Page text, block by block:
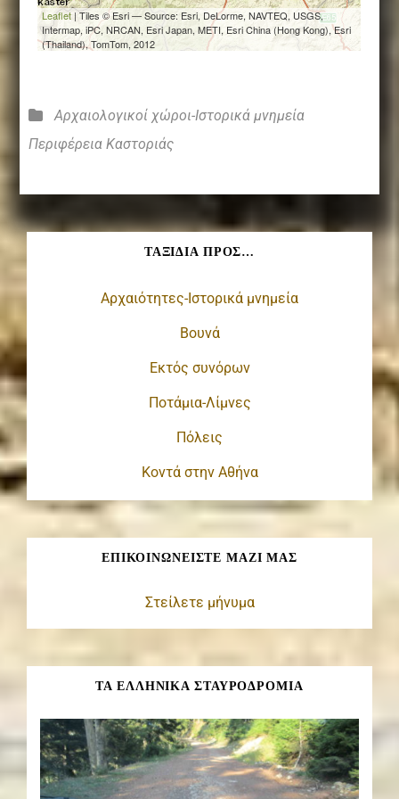
Κατηγορίες
Αρχαιολογικοί χώροι-Ιστορικά μνημεία
Περιφέρεια Καστοριάς
ΤΑΞΊΔΙΑ ΠΡΟΣ…
Αρχαιότητες-Ιστορικά μνημεία
Βουνά
Εκτός συνόρων
Ποτάμια-Λίμνες
Πόλεις
Κοντά στην Αθήνα
ΕΠΙΚΟΙΝΩΝΕΊΣΤΕ ΜΑΖΊ ΜΑΣ
Στείλετε μήνυμα
ΤΑ ΕΛΛΗΝΙΚΑ ΣΤΑΥΡΟΔΡΟΜΙΑ